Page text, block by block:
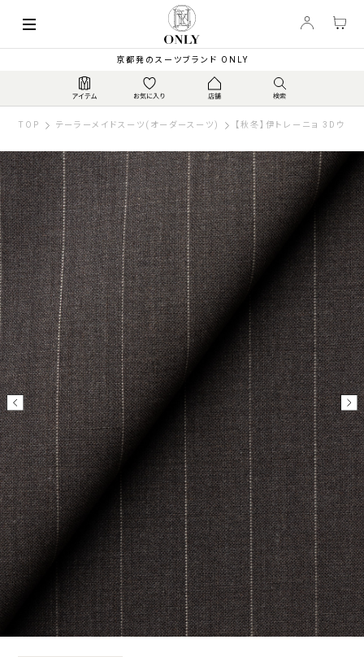
京都発のスーツブランド ONLY
TOP テーラーメイドスーツ(オーダースーツ) 【秋冬】伊トレーニョ 3Dウー